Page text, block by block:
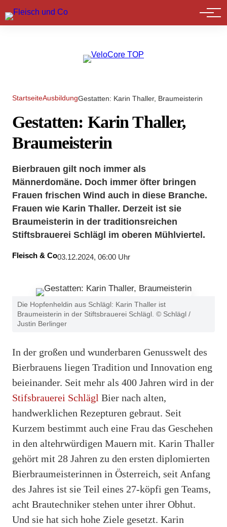
Marktführer
StartseiteAusbildungGestatten: Karin Thaller, Braumeisterin
Gestatten: Karin Thaller,
Braumeisterin
Bierbrauen gilt noch immer als
Männerdomäne. Doch immer öfter bringen
Frauen frischen Wind auch in diese Branche.
Frauen wie Karin Thaller. Derzeit ist sie
Braumeisterin in der traditionsreichen
Stiftsbrauerei Schlägl im oberen Mühlviertel.
Fleisch & Co03.12.2024, 06:00 Uhr
Die Hopfenheldin aus Schlägl: Karin Thaller ist
Braumeisterin in der Stiftsbrauerei Schlägl. © Schlägl /
Justin Berlinger
In der großen und wunderbaren Genusswelt des
Bierbrauens liegen Tradition und Innovation eng
beieinander. Seit mehr als 400 Jahren wird in der
Stifsbrauerei Schlägl Bier nach alten,
handwerklichen Rezepturen gebraut. Seit
Kurzem bestimmt auch eine Frau das Geschehen
in den altehrwürdigen Mauern mit. Karin Thaller
gehört mit 28 Jahren zu den ersten diplomierten
Bierbraumeisterinnen in Österreich, seit Anfang
des Jahres ist sie Teil eines 27-köpfi gen Teams,
acht Brautechniker stehen unter ihrer Obhut.
Und sie hat sich hohe Ziele gesetzt. Karin